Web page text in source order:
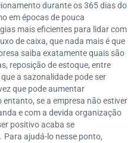
durante os 365 dias do
em épocas de pouca
mais eficientes para lidar com
de caixa, que nada mais é que
saiba exatamente quais são
reposição de estoque, entre
a sazonalidade pode ser
que pode aumentar
se a empresa não estiver
e com a devida organização
positivo acaba se
ajudá-lo nesse ponto,